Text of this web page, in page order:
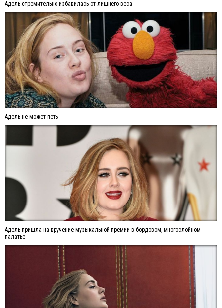
Адель стремительно избавилась от лишнего веса
Адель не может петь
Адель пришла на вручение музыкальной премии в бордовом, многослойном
палатье